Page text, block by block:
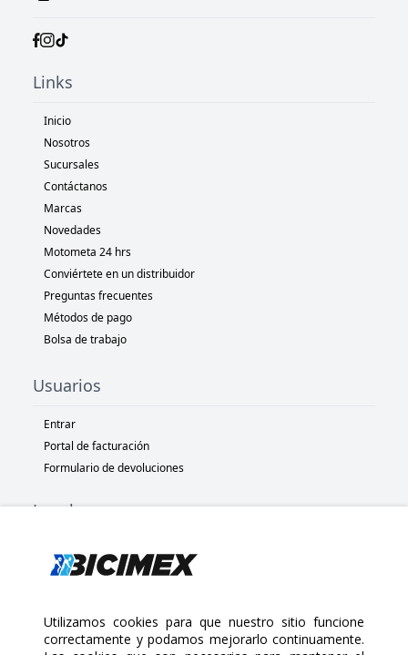
Links
Inicio
Nosotros
Sucursales
Contáctanos
Marcas
Novedades
Motometa 24 hrs
Conviértete en un distribuidor
Preguntas frecuentes
Métodos de pago
Bolsa de trabajo
Usuarios
Entrar
Portal de facturación
Formulario de devoluciones
Legal
Políticas de privacidad
Políticas de devolución
Utilizamos cookies para que nuestro sitio funcione
correctamente y podamos mejorarlo continuamente.